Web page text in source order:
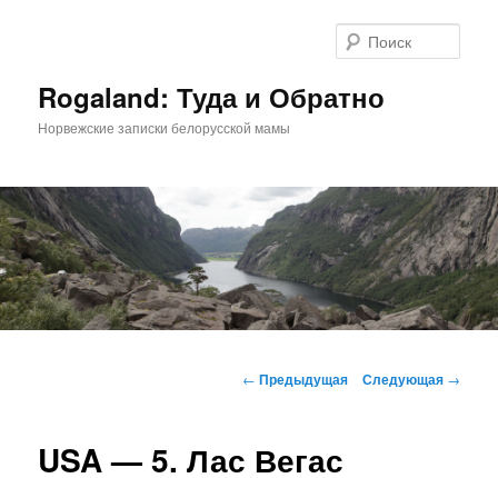
Rogaland: Туда и Обратно
Норвежские записки белорусской мамы
основному
Навигация
← Предыдущая Следующая →
USA — 5. Лас Вегас